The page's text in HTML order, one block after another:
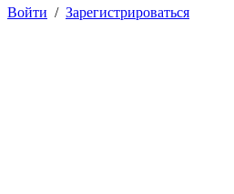
Войти / Зарегистрироваться